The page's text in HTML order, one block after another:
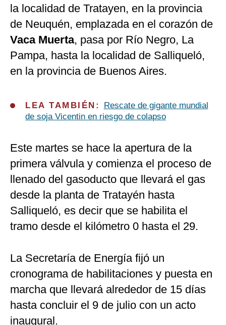
la localidad de Tratayen, en la provincia
de Neuquén, emplazada en el corazón de
Vaca Muerta, pasa por Río Negro, La
Pampa, hasta la localidad de Salliqueló,
en la provincia de Buenos Aires.
LEA TAMBIÉN:
Rescate de gigante mundial
de soja Vicentin en riesgo de colapso
Este martes se hace la apertura de la
primera válvula y comienza el proceso de
llenado del gasoducto que llevará el gas
desde la planta de Tratayén hasta
Salliqueló, es decir que se habilita el
tramo desde el kilómetro 0 hasta el 29.
La Secretaría de Energía fijó un
cronograma de habilitaciones y puesta en
marcha que llevará alrededor de 15 días
hasta concluir el 9 de julio con un acto
inaugural.